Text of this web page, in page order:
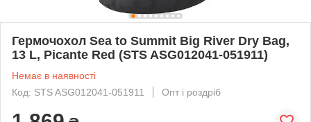
Гермочохол Sea to Summit Big River Dry Bag,
13 L, Picante Red (STS ASG012041-051911)
Немає в наявності
Код: STS ASG012041-051911
Опт і роздріб